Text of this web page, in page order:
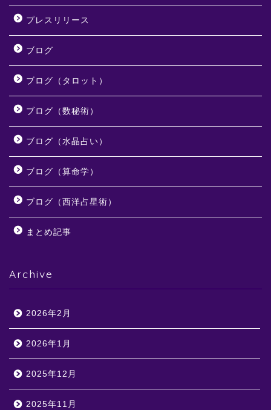
プレスリリース
ブログ
ブログ（タロット）
ブログ（数秘術）
ブログ（水晶占い）
ブログ（算命学）
ブログ（西洋占星術）
まとめ記事
Archive
2026年2月
2026年1月
2025年12月
2025年11月